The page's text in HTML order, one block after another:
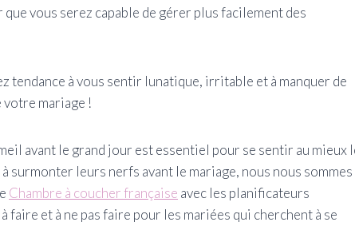
vous serez capable de gérer plus facilement des
tendance à vous sentir lunatique, irritable et à manquer de
votre mariage !
avant le grand jour est essentiel pour se sentir au mieux
surmonter leurs nerfs avant le mariage, nous nous sommes
Chambre à coucher française avec les planificateurs
faire et à ne pas faire pour les mariées qui cherchent à se